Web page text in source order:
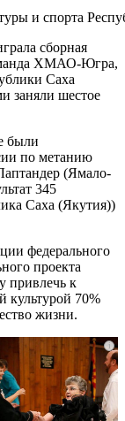
и спорта
сборная
ХМАО-Югра,
Саха
заняли шестое
были
по метанию
(Ямало-
345
Саха (Якутия))
федерального
проекта
привлечь к
культурой 70%
жизни.
i